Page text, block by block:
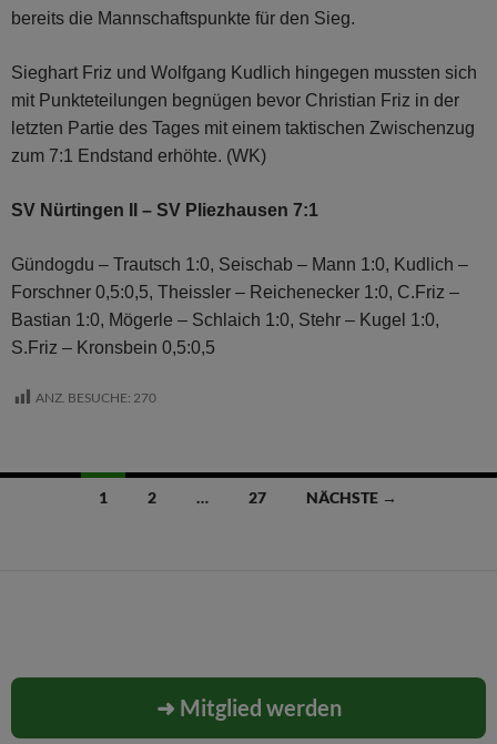
bereits die Mannschafts­punkte für den Sieg.
Sieghart Friz und Wolfgang Kudlich hingegen mussten sich
mit Punkteteilungen begnügen bevor Christian Friz in der
letzten Partie des Tages mit einem taktischen Zwischenzug
zum 7:1 Endstand erhöhte. (WK)
SV Nürtingen II – SV Pliezhausen 7:1
Gündogdu – Trautsch 1:0, Seischab – Mann 1:0, Kudlich –
Forschner 0,5:0,5, Theissler – Reichenecker 1:0, C.Friz –
Bastian 1:0, Mögerle – Schlaich 1:0, Stehr – Kugel 1:0,
S.Friz – Kronsbein 0,5:0,5
ANZ. BESUCHE: 270
Beitragsnavigation
1 2 … 27 NÄCHSTE →
➜ Mitglied werden